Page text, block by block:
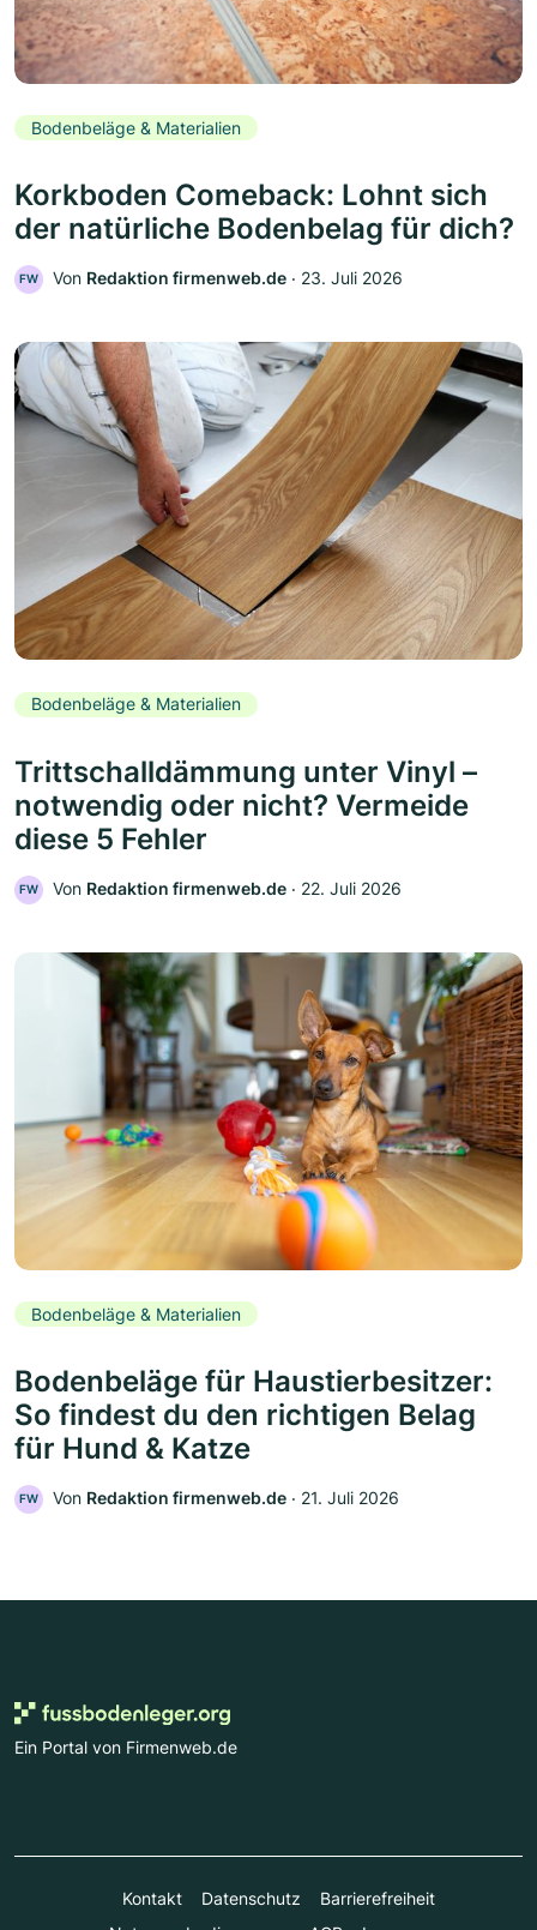
Bodenbeläge & Materialien
Korkboden Comeback: Lohnt sich
der natürliche Bodenbelag für dich?
FW Von Redaktion firmenweb.de ‧ 23. Juli 2026
Bodenbeläge & Materialien
Trittschalldämmung unter Vinyl –
notwendig oder nicht? Vermeide
diese 5 Fehler
FW Von Redaktion firmenweb.de ‧ 22. Juli 2026
Bodenbeläge & Materialien
Bodenbeläge für Haustierbesitzer:
So findest du den richtigen Belag
für Hund & Katze
FW Von Redaktion firmenweb.de ‧ 21. Juli 2026
Ein Portal von Firmenweb.de
Kontakt Datenschutz
Barrierefreiheit